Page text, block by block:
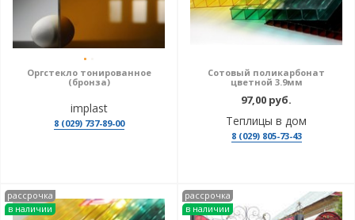
Оргстекло тонированное
(бронза)
implast
8 (029) 737-89-00
Сотовый поликарбонат
цветной 3.9мм
97,00 руб.
Теплицы в дом
8 (029) 805-73-43
рассрочка
в наличии
рассрочка
в наличии